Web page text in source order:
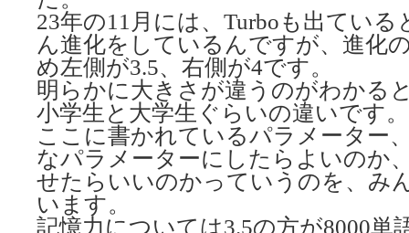
23年の11月には、Turboも出てい
ん進化をしているんですが、進化
め左側が3.5、右側が4です。
明らかに大きさが違うのがわかる
小学生と大学生ぐらいの違いです。
ここに書かれているパラメーター
なパラメーターにしたらよいのか
せたらいいのかっていうのを、み
います。
記憶力については3.5の方が8000単